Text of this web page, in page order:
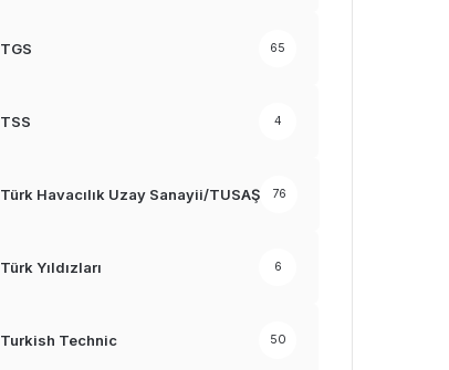
TGS 65
TSS 4
Türk Havacılık Uzay Sanayii/TUSAŞ 76
Türk Yıldızları 6
Turkish Technic 50